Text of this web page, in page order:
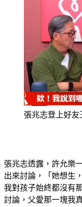
張兆志登上好
張兆志透露，許允樂
出來討論，「她想生
我對孩子始終都沒有